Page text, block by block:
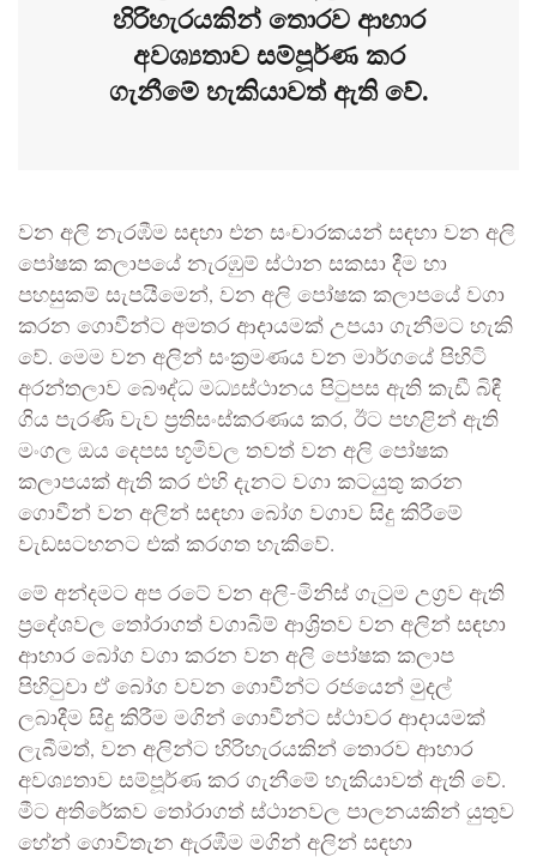
හිරිහැරයකින් තොරව ආහාර
අවශ්‍යතාව සම්පූර්ණ කර
ගැනීමේ හැකියාවත් ඇති වේ.
වන අලි නැරඹීම සඳහා එන සංචාරකයන් සඳහා වන අලි
පෝෂක කලාපයේ නැරඹුම් ස්ථාන සකසා දීම හා
පහසුකම් සැපයීමෙන්, වන අලි පෝෂක කලාපයේ වගා
කරන ගොවීන්ට අමතර ආදායමක් උපයා ගැනීමට හැකි
වේ. මෙම වන අලින් සංක්‍රමණය වන මාර්ගයේ පිහිටි
අරන්තලාව බෞද්ධ මධ්‍යස්ථානය පිටුපස ඇති කැඩී බිඳී
ගිය පැරණි වැව ප්‍රතිසංස්කරණය කර, ඊට පහළින් ඇති
මංගල ඔය දෙපස භූමිවල තවත් වන අලි පෝෂක
කලාපයක් ඇති කර එහි දැනට වගා කටයුතු කරන
ගොවීන් වන අලින් සඳහා බෝග වගාව සිදු කිරීමේ
වැඩසටහනට එක් කරගත හැකිවේ.
මේ අන්දමට අප රටේ වන අලි-මිනිස් ගැටුම උග්‍රව ඇති
ප්‍රදේශවල තෝරාගත් වගාබිම් ආශ්‍රිතව වන අලින් සඳහා
ආහාර බෝග වගා කරන වන අලි පෝෂක කලාප
පිහිටුවා ඒ බෝග වවන ගොවීන්ට රජයෙන් මුදල්
ලබාදීම සිදු කිරීම මගින් ගොවීන්ට ස්ථාවර ආදායමක්
ලැබීමත්, වන අලින්ට හිරිහැරයකින් තොරව ආහාර
අවශ්‍යතාව සම්පූර්ණ කර ගැනීමේ හැකියාවත් ඇති වේ.
මීට අතිරේකව තෝරාගත් ස්ථානවල පාලනයකින් යුතුව
හේන් ගොවිතැන ඇරඹීම මගින් අලින් සඳහා